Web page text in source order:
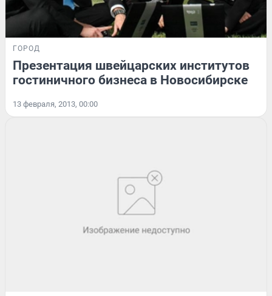
ГОРОД
Презентация швейцарских институтов
гостиничного бизнеса в Новосибирске
13 февраля, 2013, 00:00